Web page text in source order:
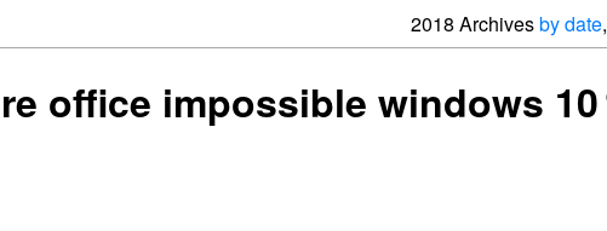
2018 Archivesby date,
office impossible windows 10